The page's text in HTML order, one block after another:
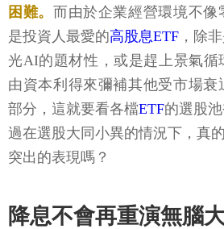
困難。 而由於企業經營環境不像
是投資人最愛的高股息ETF ，除
光AI的題材性，或是趕上景氣循
由資本利得來彌補其他受市場衰
部分，這就要看各檔ETF的選股
過在選股大同小異的情況下，真
突出的表現嗎？
降息不會再重演無腦